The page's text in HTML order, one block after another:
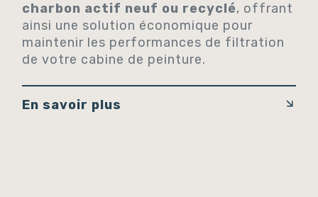
charbon actif neuf ou recyclé, offrant
ainsi une solution économique pour
maintenir les performances de filtration
de votre cabine de peinture.
En savoir plus